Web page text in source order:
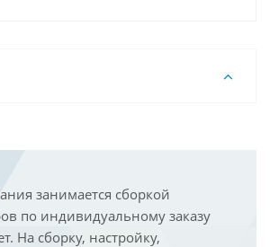
занимается сборкой
по индивидуальному заказу
На сборку, настройку,